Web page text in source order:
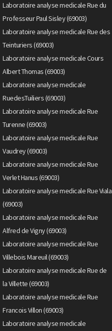
Laboratoire analyse medicale Rue du
Professeur Paul Sisley (69003)
Laboratoire analyse medicale Rue des
Teinturiers (69003)
Laboratoire analyse medicale Cours
Albert Thomas (69003)
Laboratoire analyse medicale
RuedesTuiliers (69003)
Laboratoire analyse medicale Rue
Turenne (69003)
Laboratoire analyse medicale Rue
Vaudrey (69003)
Laboratoire analyse medicale Rue
Verlet Hanus (69003)
Laboratoire analyse medicale Rue Viala
(69003)
Laboratoire analyse medicale Rue
Alfred de Vigny (69003)
Laboratoire analyse medicale Rue
Villebois Mareuil (69003)
Laboratoire analyse medicale Rue de
la Villette (69003)
Laboratoire analyse medicale Rue
Francois Villon (69003)
Laboratoire analyse medicale